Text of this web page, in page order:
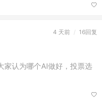
4 天前 / 16回复
家认为哪个AI做好，投票选